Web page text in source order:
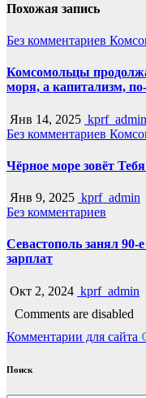
Похожая запись
Без комментариев
Комсомольцы
моря, а капитализм,
Янв 14, 2025 kprf_admin
Без комментариев
Чёрное море зовёт
Янв 9, 2025 kprf_admin
Без комментариев
Севастополь занял 90-
зарплат
Окт 2, 2024 kprf_admin
Comments are disabled
Комментарии для сайта
Поиск